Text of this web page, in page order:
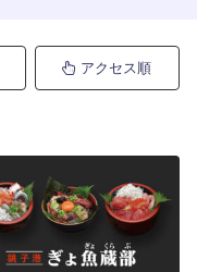
アクセス順